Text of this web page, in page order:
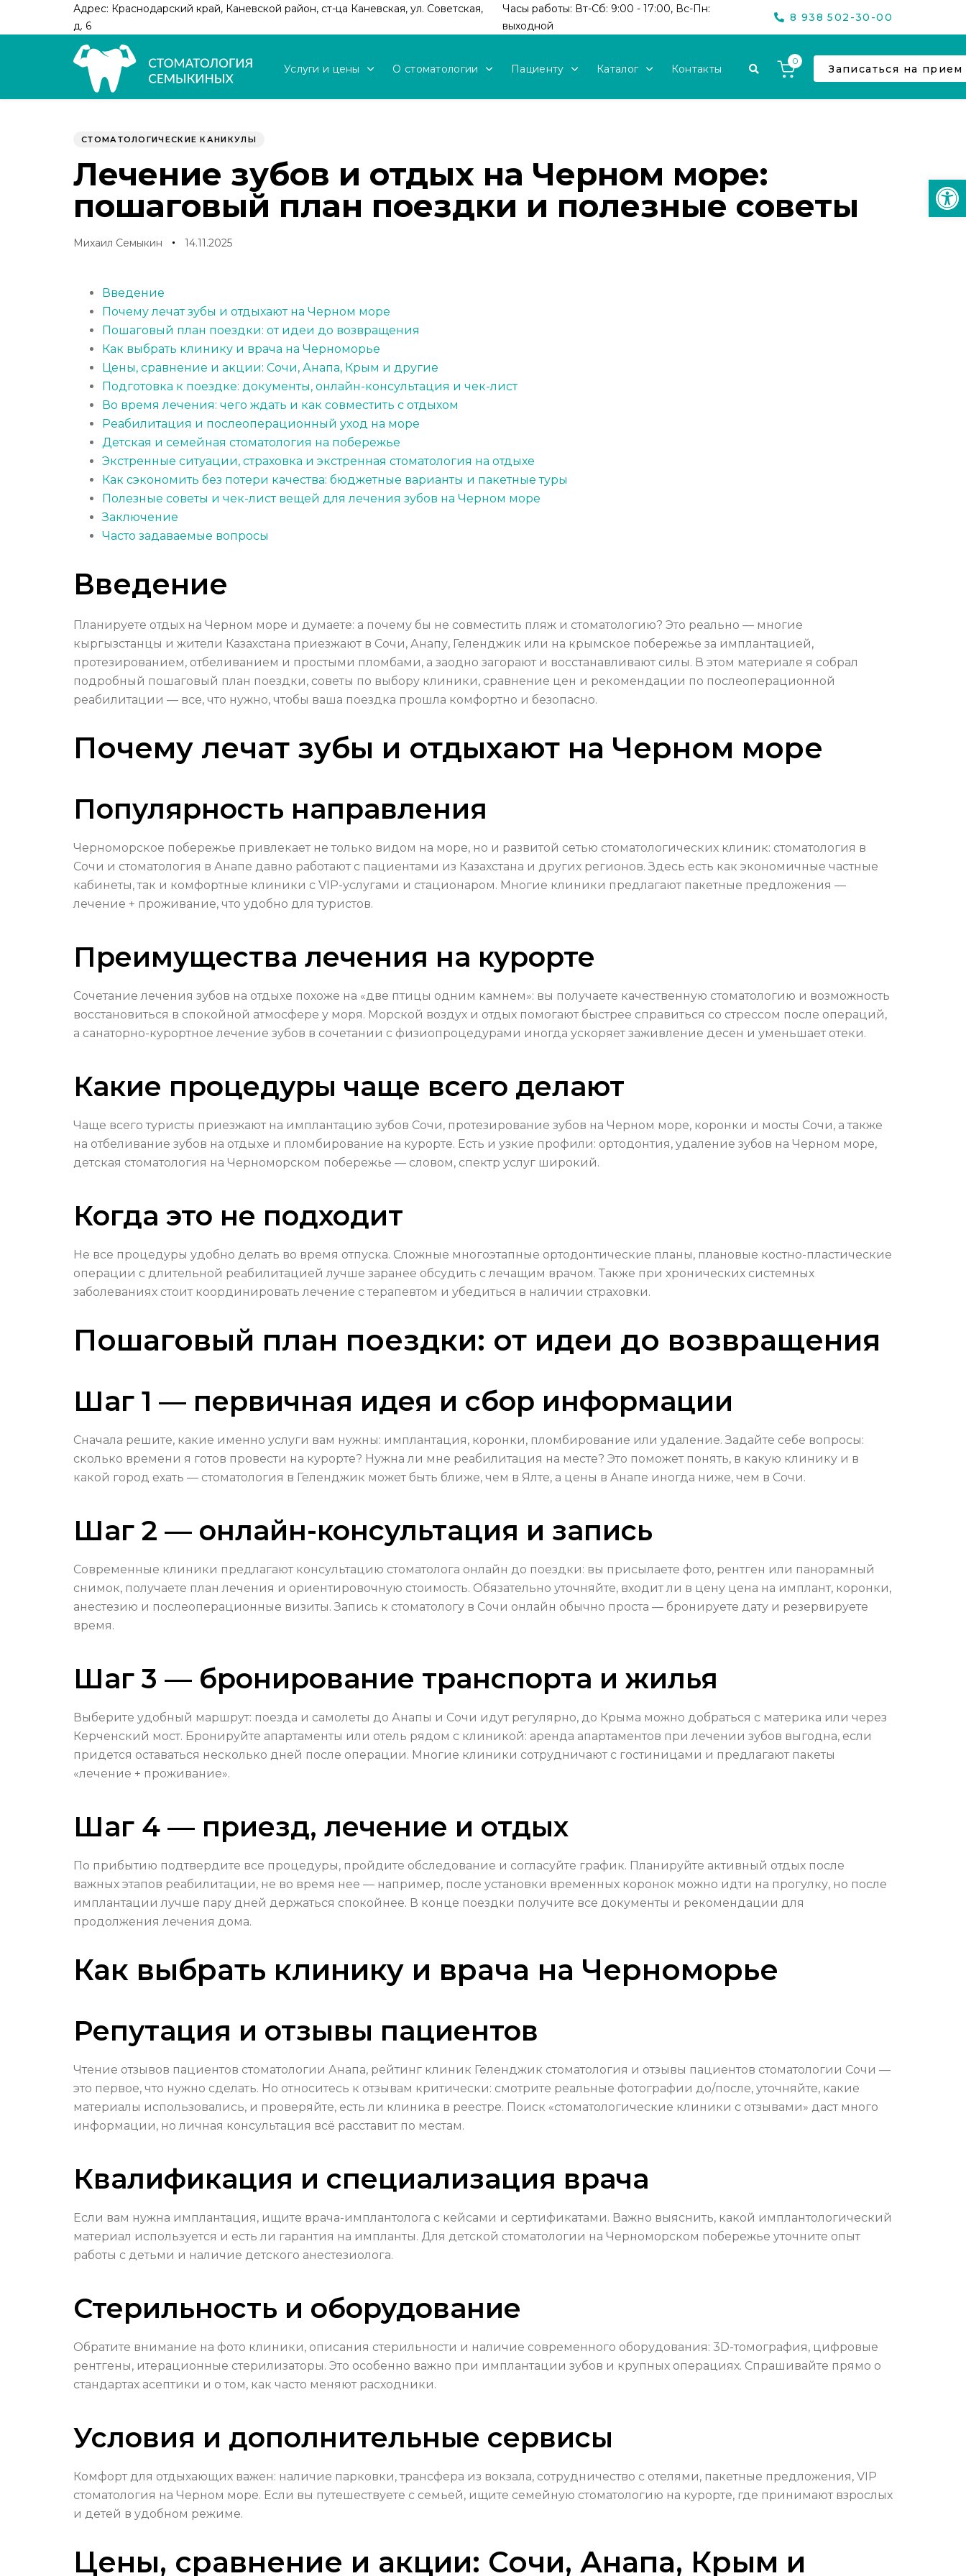
Адрес: Краснодарский край, Каневской район, ст-ца Каневская, ул. Советская,
д. 6
Часы работы: Вт-Сб: 9:00 - 17:00, Вс-Пн:
выходной
8 938 502-30-00
Услуги и цены О стоматологии Пациенту Каталог Контакты
0
Записаться на прием
СТОМАТОЛОГИЧЕСКИЕ КАНИКУЛЫ
Лечение зубов и отдых на Черном море:
пошаговый план поездки и полезные советы
Михаил Семыкин 14.11.2025
Введение
Почему лечат зубы и отдыхают на Черном море
Пошаговый план поездки: от идеи до возвращения
Как выбрать клинику и врача на Черноморье
Цены, сравнение и акции: Сочи, Анапа, Крым и другие
Подготовка к поездке: документы, онлайн-консультация и чек-лист
Во время лечения: чего ждать и как совместить с отдыхом
Реабилитация и послеоперационный уход на море
Детская и семейная стоматология на побережье
Экстренные ситуации, страховка и экстренная стоматология на отдыхе
Как сэкономить без потери качества: бюджетные варианты и пакетные туры
Полезные советы и чек-лист вещей для лечения зубов на Черном море
Заключение
Часто задаваемые вопросы
Введение
Планируете отдых на Черном море и думаете: а почему бы не совместить пляж и стоматологию? Это реально — многие
кыргызстанцы и жители Казахстана приезжают в Сочи, Анапу, Геленджик или на крымское побережье за имплантацией,
протезированием, отбеливанием и простыми пломбами, а заодно загорают и восстанавливают силы. В этом материале я собрал
подробный пошаговый план поездки, советы по выбору клиники, сравнение цен и рекомендации по послеоперационной
реабилитации — все, что нужно, чтобы ваша поездка прошла комфортно и безопасно.
Почему лечат зубы и отдыхают на Черном море
Популярность направления
Черноморское побережье привлекает не только видом на море, но и развитой сетью стоматологических клиник: стоматология в
Сочи и стоматология в Анапе давно работают с пациентами из Казахстана и других регионов. Здесь есть как экономичные частные
кабинеты, так и комфортные клиники с VIP-услугами и стационаром. Многие клиники предлагают пакетные предложения —
лечение + проживание, что удобно для туристов.
Преимущества лечения на курорте
Сочетание лечения зубов на отдыхе похоже на «две птицы одним камнем»: вы получаете качественную стоматологию и возможность
восстановиться в спокойной атмосфере у моря. Морской воздух и отдых помогают быстрее справиться со стрессом после операций,
а санаторно-курортное лечение зубов в сочетании с физиопроцедурами иногда ускоряет заживление десен и уменьшает отеки.
Какие процедуры чаще всего делают
Чаще всего туристы приезжают на имплантацию зубов Сочи, протезирование зубов на Черном море, коронки и мосты Сочи, а также
на отбеливание зубов на отдыхе и пломбирование на курорте. Есть и узкие профили: ортодонтия, удаление зубов на Черном море,
детская стоматология на Черноморском побережье — словом, спектр услуг широкий.
Когда это не подходит
Не все процедуры удобно делать во время отпуска. Сложные многоэтапные ортодонтические планы, плановые костно-пластические
операции с длительной реабилитацией лучше заранее обсудить с лечащим врачом. Также при хронических системных
заболеваниях стоит координировать лечение с терапевтом и убедиться в наличии страховки.
Пошаговый план поездки: от идеи до возвращения
Шаг 1 — первичная идея и сбор информации
Сначала решите, какие именно услуги вам нужны: имплантация, коронки, пломбирование или удаление. Задайте себе вопросы:
сколько времени я готов провести на курорте? Нужна ли мне реабилитация на месте? Это поможет понять, в какую клинику и в
какой город ехать — стоматология в Геленджик может быть ближе, чем в Ялте, а цены в Анапе иногда ниже, чем в Сочи.
Шаг 2 — онлайн-консультация и запись
Современные клиники предлагают консультацию стоматолога онлайн до поездки: вы присылаете фото, рентген или панорамный
снимок, получаете план лечения и ориентировочную стоимость. Обязательно уточняйте, входит ли в цену цена на имплант, коронки,
анестезию и послеоперационные визиты. Запись к стоматологу в Сочи онлайн обычно проста — бронируете дату и резервируете
время.
Шаг 3 — бронирование транспорта и жилья
Выберите удобный маршрут: поезда и самолеты до Анапы и Сочи идут регулярно, до Крыма можно добраться с материка или через
Керченский мост. Бронируйте апартаменты или отель рядом с клиникой: аренда апартаментов при лечении зубов выгодна, если
придется оставаться несколько дней после операции. Многие клиники сотрудничают с гостиницами и предлагают пакеты
«лечение + проживание».
Шаг 4 — приезд, лечение и отдых
По прибытию подтвердите все процедуры, пройдите обследование и согласуйте график. Планируйте активный отдых после
важных этапов реабилитации, не во время нее — например, после установки временных коронок можно идти на прогулку, но после
имплантации лучше пару дней держаться спокойнее. В конце поездки получите все документы и рекомендации для
продолжения лечения дома.
Как выбрать клинику и врача на Черноморье
Репутация и отзывы пациентов
Чтение отзывов пациентов стоматологии Анапа, рейтинг клиник Геленджик стоматология и отзывы пациентов стоматологии Сочи —
это первое, что нужно сделать. Но относитесь к отзывам критически: смотрите реальные фотографии до/после, уточняйте, какие
материалы использовались, и проверяйте, есть ли клиника в реестре. Поиск «стоматологические клиники с отзывами» даст много
информации, но личная консультация всё расставит по местам.
Квалификация и специализация врача
Если вам нужна имплантация, ищите врача-имплантолога с кейсами и сертификатами. Важно выяснить, какой имплантологический
материал используется и есть ли гарантия на импланты. Для детской стоматологии на Черноморском побережье уточните опыт
работы с детьми и наличие детского анестезиолога.
Стерильность и оборудование
Обратите внимание на фото клиники, описания стерильности и наличие современного оборудования: 3D-томография, цифровые
рентгены, итерационные стерилизаторы. Это особенно важно при имплантации зубов и крупных операциях. Спрашивайте прямо о
стандартах асептики и о том, как часто меняют расходники.
Условия и дополнительные сервисы
Комфорт для отдыхающих важен: наличие парковки, трансфера из вокзала, сотрудничество с отелями, пакетные предложения, VIP
стоматология на Черном море. Если вы путешествуете с семьей, ищите семейную стоматологию на курорте, где принимают взрослых
и детей в удобном режиме.
Цены, сравнение и акции: Сочи, Анапа, Крым и